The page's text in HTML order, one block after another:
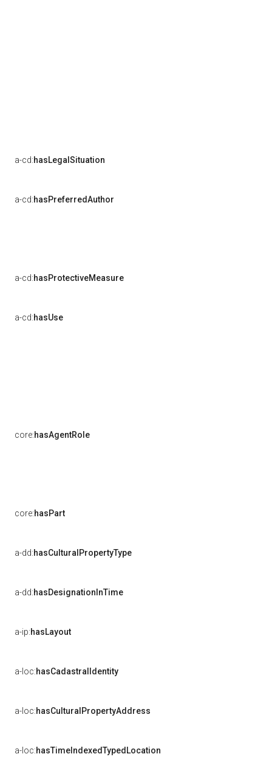
a-cd:hasLegalSituation
a-cd:hasPreferredAuthor
a-cd:hasProtectiveMeasure
a-cd:hasUse
core:hasAgentRole
core:hasPart
a-dd:hasCulturalPropertyType
a-dd:hasDesignationInTime
a-ip:hasLayout
a-loc:hasCadastralIdentity
a-loc:hasCulturalPropertyAddress
a-loc:hasTimeIndexedTypedLocation